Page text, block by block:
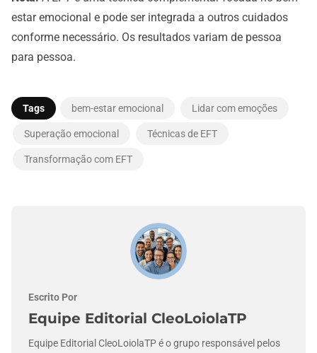
estar emocional e pode ser integrada a outros cuidados
conforme necessário. Os resultados variam de pessoa
para pessoa.
Tags bem-estar emocional Lidar com emoções
Superação emocional Técnicas de EFT
Transformação com EFT
Escrito Por
Equipe Editorial CleoLoiolaTP
Equipe Editorial CleoLoiolaTP é o grupo responsável pelos